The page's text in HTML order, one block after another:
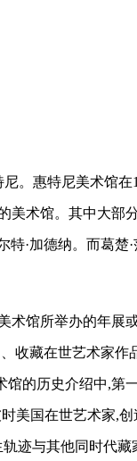
。惠特尼美术馆在
美术馆。其中大部
特·加德纳。而葛楚
术馆所举办的年展
收藏在世艺术家作
馆的历史介绍中,第
美国在世艺术家,创
迹与其他同时代藏